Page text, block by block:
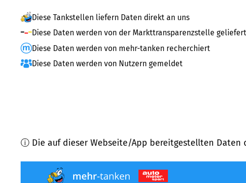
Diese Tankstellen liefern Daten direkt an uns
Diese Daten werden von der Markttransparenzstelle geliefert
Diese Daten werden von mehr-tanken recherchiert
Diese Daten werden von Nutzern gemeldet
ⓘ Die auf dieser Webseite/App bereitgestellten